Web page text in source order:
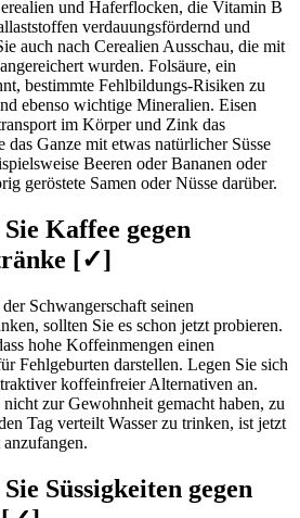
und Haferflocken, die Vitamin B
verdauungsfördernd und
auch nach Cerealien Ausschau, die mit
wurden. Folsäure, ein
bestimmte Fehlbildungs-Risiken zu
ebenso wichtige Mineralien. Eisen
im Körper und Zink das
Ganze mit etwas natürlicher Süsse
Beeren oder Bananen oder
geröstete Samen oder Nüsse darüber.
Kaffee gegen
[✓]
Schwangerschaft seinen
sollten Sie es schon jetzt probieren.
hohe Koffeinmengen einen
Fehlgeburten darstellen. Legen Sie sich
koffeinfreier Alternativen an.
zur Gewohnheit gemacht haben, zu
Tag verteilt Wasser zu trinken, ist jetzt
Süssigkeiten gegen